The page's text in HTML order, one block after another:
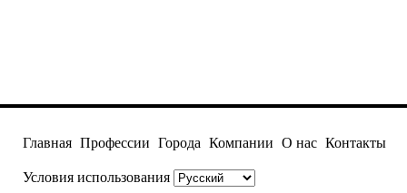
Главная Профессии Города Компании О нас Контакты
Условия использования